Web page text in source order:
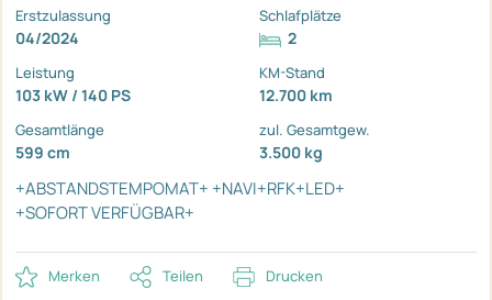
Erstzulassung
04/2024
Schlafplätze
2
Leistung
103 kW / 140 PS
KM-Stand
12.700 km
Gesamtlänge
599 cm
zul. Gesamtgew.
3.500 kg
+ABSTANDSTEMPOMAT+ +NAVI+RFK+LED+
+SOFORT VERFÜGBAR+
Merken Teilen Drucken